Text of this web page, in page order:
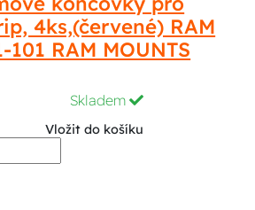
4ks,(červené) RAM
101 RAM MOUNTS
Skladem
Vložit do košíku